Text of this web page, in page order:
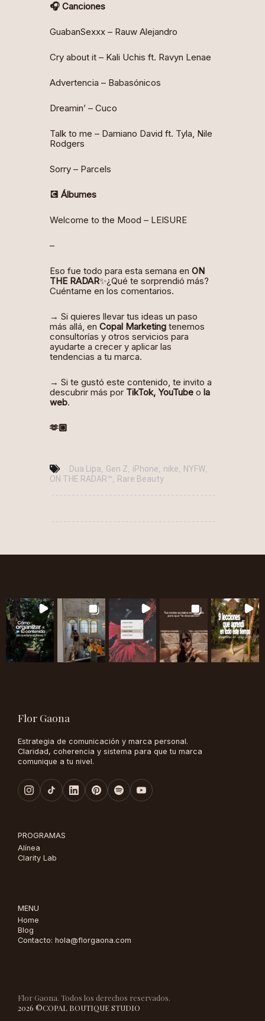
🎧 Canciones
GuabanSexxx – Rauw Alejandro
Cry about it – Kali Uchis ft. Ravyn Lenae
Advertencia – Babasónicos
Dreamin’ – Cuco
Talk to me – Damiano David ft. Tyla, Nile
Rodgers
Sorry – Parcels
💽 Álbumes
Welcome to the Mood – LEISURE
–
Eso fue todo para esta semana en ON
THE RADAR✨¿Qué te sorprendió más?
Cuéntame en los comentarios.
→ Si quieres llevar tus ideas un paso
más allá, en Copal Marketing tenemos
consultorías y otros servicios para
ayudarte a crecer y aplicar las
tendencias a tu marca.
→ Si te gustó este contenido, te invito a
descubrir más por TikTok, YouTube o la
web.
🫶🏼
Dua Lipa, Gen Z, iPhone, nike, NYFW,
ON THE RADAR™, Rare Beauty
Flor Gaona
Estrategia de comunicación y marca personal.
Claridad, coherencia y sistema para que tu marca
comunique a tu nivel.
PROGRAMAS
Alínea
Clarity Lab
MENU
Home
Blog
Contacto: hola@florgaona.com
Flor Gaona. Todos los derechos reservados.
2026 ©COPAL BOUTIQUE STUDIO